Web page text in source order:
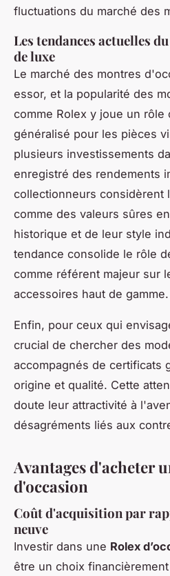
fluctuations du marché des
Les tendances actuelles
de luxe
Le marché des montres
essor, et la popularité des
comme Rolex y joue un
généralisé pour les pièces
plusieurs investissements
enregistré des rendements
collectionneurs considèrent
comme des valeurs sûres
historique et de leur style
tendance consolide le rôle
comme référent majeur sur
accessoires haut de gamme.
Enfin, pour ceux qui
crucial de chercher des
accompagnés de certificats
origine et qualité. Cette
doute leur attractivité à
désagréments liés aux
Avantages d'acheter
d'occasion
Coût d'acquisition par
neuve
Investir dans une Rolex
être un choix